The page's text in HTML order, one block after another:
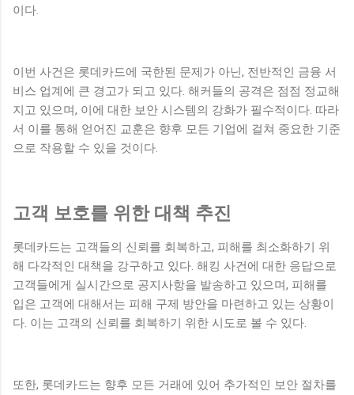
이다.
이번 사건은 롯데카드에 국한된 문제가 아닌, 전반적인 금융 서
비스 업계에 큰 경고가 되고 있다. 해커들의 공격은 점점 정교해
지고 있으며, 이에 대한 보안 시스템의 강화가 필수적이다. 따라
서 이를 통해 얻어진 교훈은 향후 모든 기업에 걸쳐 중요한 기준
으로 작용할 수 있을 것이다.
고객 보호를 위한 대책 추진
롯데카드는 고객들의 신뢰를 회복하고, 피해를 최소화하기 위
해 다각적인 대책을 강구하고 있다. 해킹 사건에 대한 응답으로
고객들에게 실시간으로 공지사항을 발송하고 있으며, 피해를
입은 고객에 대해서는 피해 구제 방안을 마련하고 있는 상황이
다. 이는 고객의 신뢰를 회복하기 위한 시도로 볼 수 있다.
또한, 롯데카드는 향후 모든 거래에 있어 추가적인 보안 절차를